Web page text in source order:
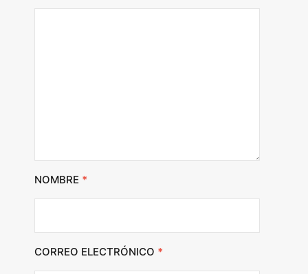
NOMBRE *
CORREO ELECTRÓNICO *